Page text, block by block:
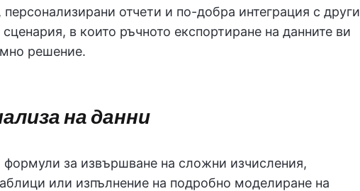
отчети и по-добра интеграция с други
в които ръчното експортиране на данните ви
решение.
на данни
формули за извършване на сложни изчисления,
или изпълнение на подробно моделиране на